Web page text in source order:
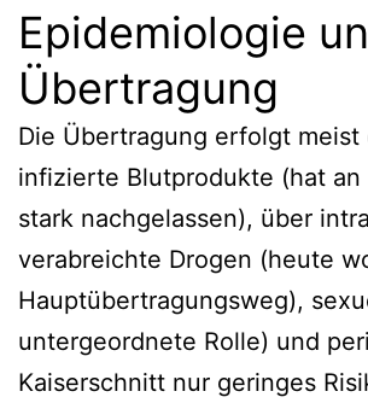
Epidemiologie
Übertragung
Die Übertragung erfolgt meist
infizierte Blutprodukte (hat an
stark nachgelassen), über
verabreichte Drogen (heute
Hauptübertragungsweg),
untergeordnete Rolle) und
Kaiserschnitt nur geringes